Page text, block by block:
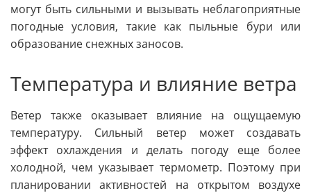
могут быть сильными и вызывать неблагоприятные
погодные условия, такие как пыльные бури или
образование снежных заносов.
Температура и влияние ветра
Ветер также оказывает влияние на ощущаемую
температуру. Сильный ветер может создавать
эффект охлаждения и делать погоду еще более
холодной, чем указывает термометр. Поэтому при
планировании активностей на открытом воздухе